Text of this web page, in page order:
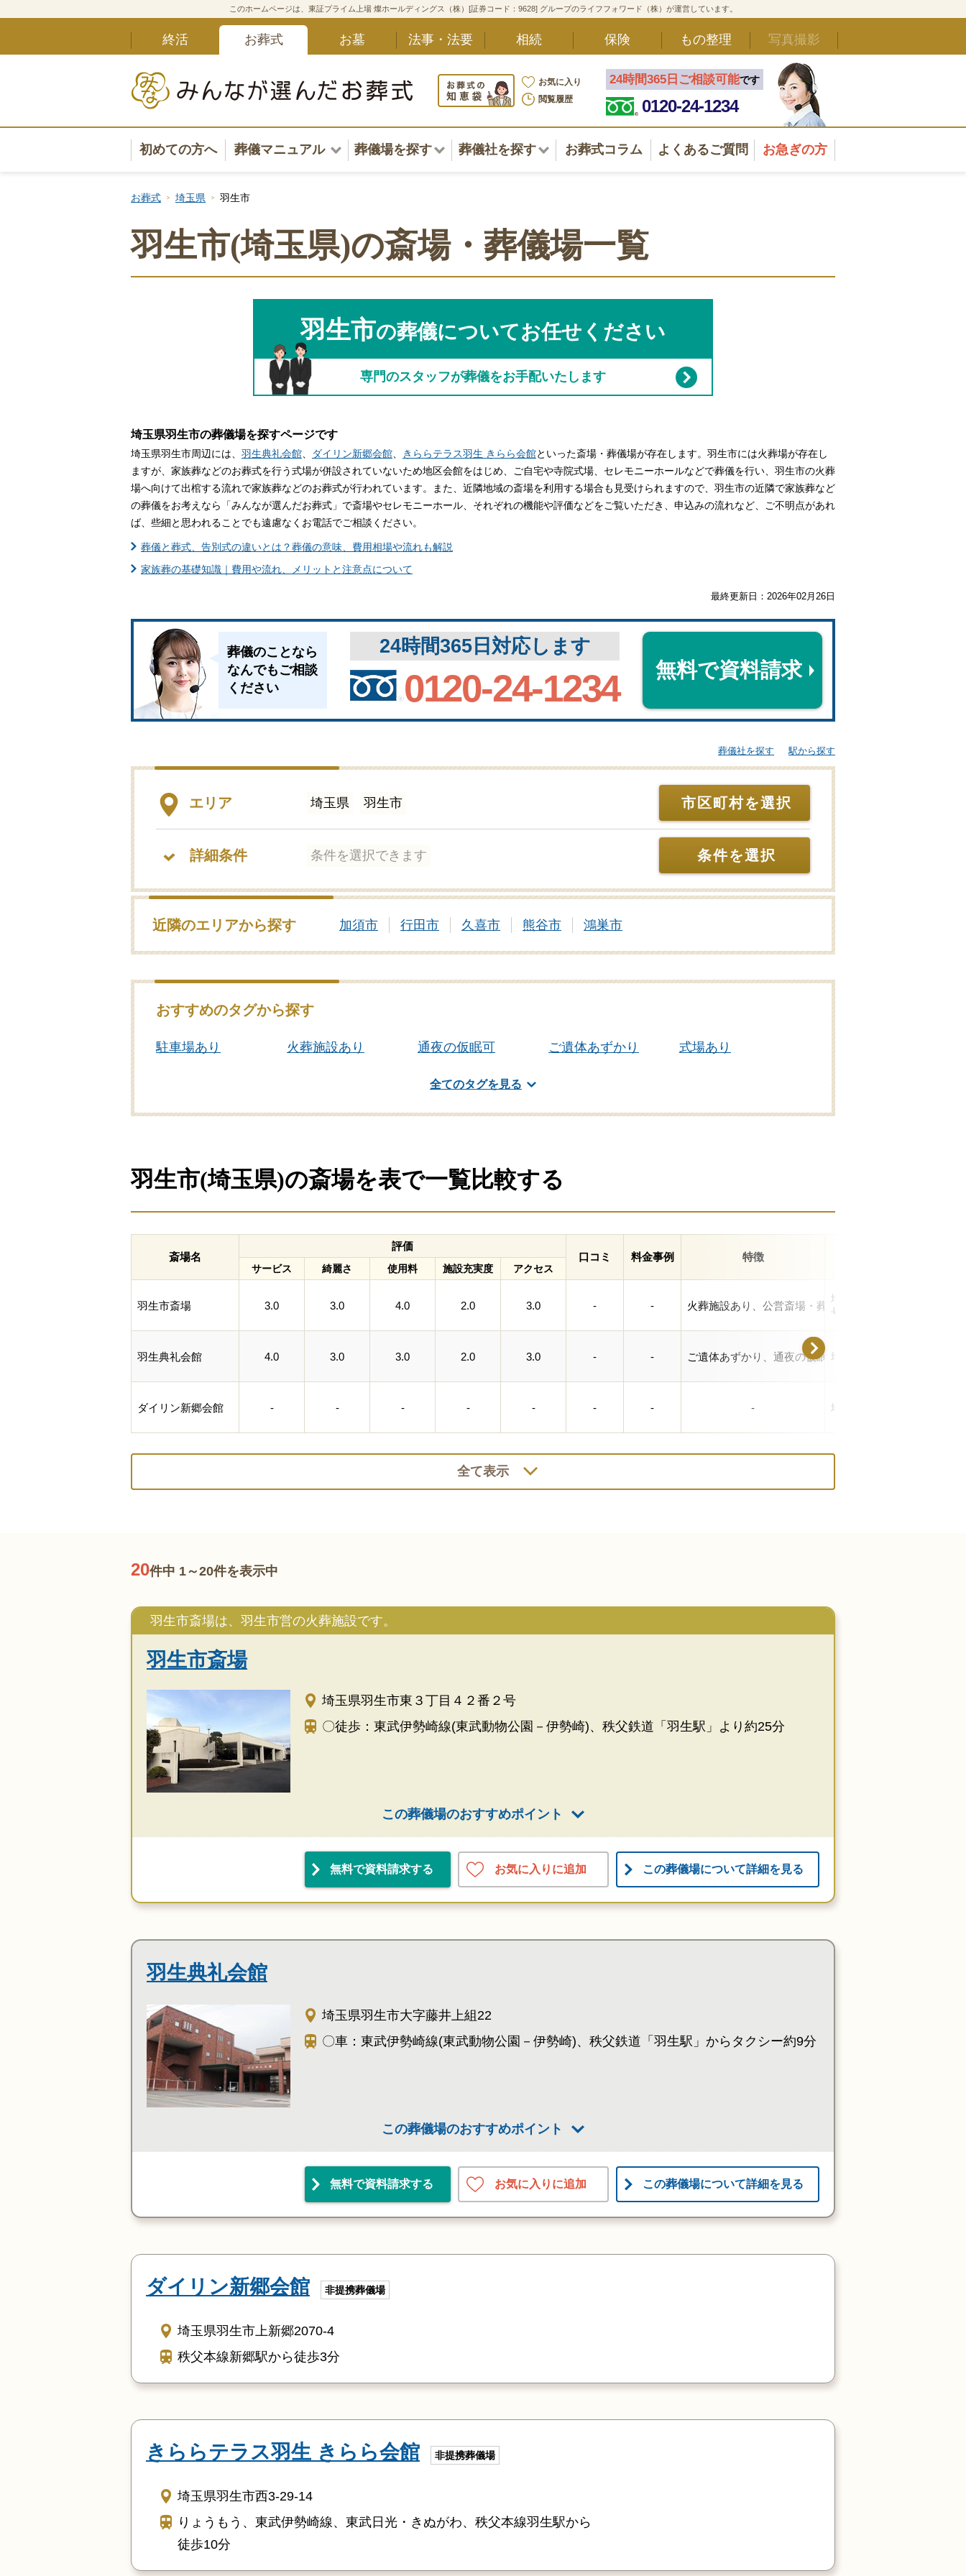
このホームページは、東証プライム上場 燦ホールディングス（株）[証券コード：9628] グループのライフフォワード（株）が運営しています。
終活 お葬式 お墓 法事・法要 相続 保険 もの整理 写真撮影
お気に入り
閲覧履歴
24時間365日ご相談可能です
0120-24-1234
初めての方へ 葬儀マニュアル
葬儀安心サポート
葬儀の準備〜葬儀後まで
葬儀の選び方
家族葬とは
葬儀費用の平均相場
葬儀場を探す
東北・甲信越・北陸
関東
中部・東海
関西
中国・四国
葬儀社を探す
東北・甲信越・北陸
関東
中部・東海
関西
中国・四国
お葬式コラム よくあるご質問 お急ぎの方
お葬式 埼玉県 羽生市
羽生市(埼玉県)の斎場・葬儀場一覧
羽生市の葬儀についてお任せください
専門のスタッフが葬儀をお手配いたします
埼玉県羽生市の葬儀場を探すページです
埼玉県羽生市周辺には、 羽生典礼会館 ダイリン新郷会館 きららテラス羽生 きらら会館といった斎場・葬儀場が存在します。羽生市には火葬場が存在し
ますが、家族葬などのお葬式を行う式場が併設されていないため地区会館をはじめ、ご自宅や寺院式場、セレモニーホールなどで葬儀を行い、羽生市の火葬
場へ向けて出棺する流れで家族葬などのお葬式が行われています。また、近隣地域の斎場を利用する場合も見受けられますので、羽生市の近隣で家族葬など
の葬儀をお考えなら「みんなが選んだお葬式」で斎場やセレモニーホール、それぞれの機能や評価などをご覧いただき、申込みの流れなど、ご不明点があれ
ば、些細と思われることでも遠慮なくお電話でご相談ください。
葬儀と葬式、告別式の違いとは？葬儀の意味、費用相場や流れも解説
家族葬の基礎知識｜費用や流れ、メリットと注意点について
最終更新日： 2026年02月26日
葬儀のことなら
なんでもご相談
ください
24時間365日対応します
0120-24-1234 無料で資料請求
葬儀社を探す 駅から探す
エリア 埼玉県 羽生市 市区町村を選択
詳細条件 条件を選択できます 条件を選択
近隣のエリアから探す 加須市 行田市 久喜市 熊谷市 鴻巣市
おすすめのタグから探す
駐車場あり 火葬施設あり 通夜の仮眠可 ご遺体あずかり 式場あり
全てのタグを見る
羽生市(埼玉県)の斎場を表で一覧比較する
斎場名
評価
口コミ
料金事例 特徴
サービス 綺麗さ 使用料 施設充実度 アクセス
羽生市斎場 3.0 3.0 4.0 2.0 3.0 - - 火葬施設あり、公営斎場・葬儀場
埼玉県羽生市東３丁目４２
号
羽生典礼会館 4.0 3.0 3.0 2.0 3.0 - - ご遺体あずかり、通夜の仮眠可、駐車場あり、式場あり
埼玉県羽生市大字藤井上組
ダイリン新郷会館 - - - - - - - - 埼玉県羽生市上新郷2070-4
全て表示
20件中 1～20件を表示中
羽生市斎場は、羽生市営の火葬施設です。
羽生市斎場
埼玉県羽生市東３丁目４２番２号
〇徒歩：東武伊勢崎線(東武動物公園－伊勢崎)、秩父鉄道「羽生駅」より約25分
この葬儀場のおすすめポイント
無料で資料請求する お気に入りに追加 この葬儀場について詳細を見る
羽生典礼会館
埼玉県羽生市大字藤井上組22
〇車：東武伊勢崎線(東武動物公園－伊勢崎)、秩父鉄道「羽生駅」からタクシー約9分
この葬儀場のおすすめポイント
無料で資料請求する お気に入りに追加 この葬儀場について詳細を見る
ダイリン新郷会館 非提携葬儀場
埼玉県羽生市上新郷2070-4
秩父本線新郷駅から徒歩3分
きららテラス羽生 きらら会館 非提携葬儀場
埼玉県羽生市西3-29-14
りょうもう、東武伊勢崎線、東武日光・きぬがわ、秩父本線羽生駅から
徒歩10分